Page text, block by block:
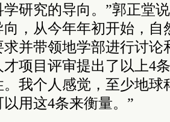
研究的导向。”郭正堂
，从今年年初开始，自
求并带领地学部进行讨论
项目评审提出了以上4
我个人感觉，至少地球
用这4条来衡量。”